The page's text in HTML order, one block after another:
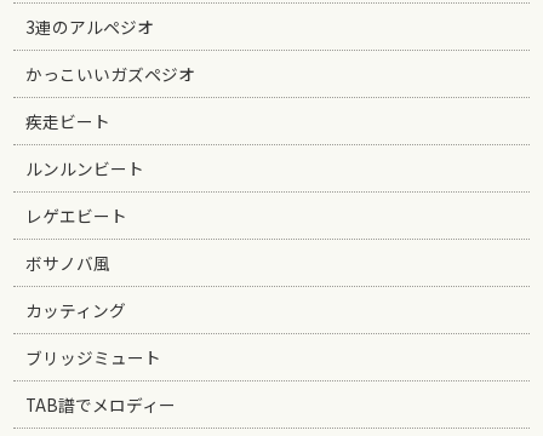
3連のアルペジオ
かっこいいガズペジオ
疾走ビート
ルンルンビート
レゲエビート
ボサノバ風
カッティング
ブリッジミュート
TAB譜でメロディー